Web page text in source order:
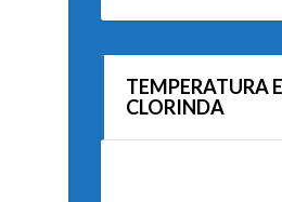
TEMPERATURA
CLORINDA